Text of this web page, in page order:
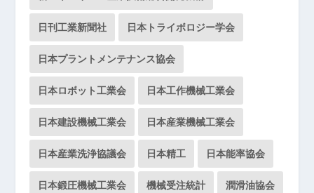
日刊工業新聞社 日本トライボロジー学会
日本プラントメンテナンス協会
日本ロボット工業会 日本工作機械工業会
日本建設機械工業会 日本産業機械工業会
日本産業洗浄協議会 日本精工 日本能率協会
日本鍛圧機械工業会 機械受注統計 潤滑油協会